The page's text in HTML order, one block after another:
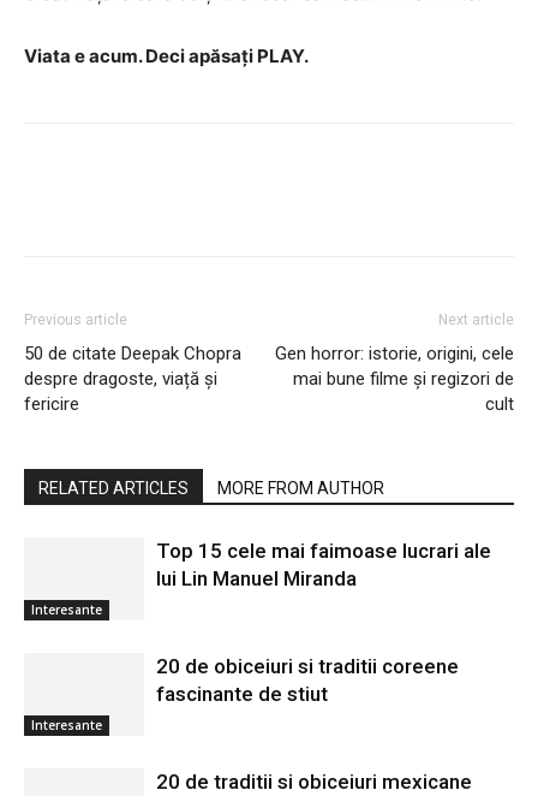
Viata e acum. Deci apăsați PLAY.
Previous article
50 de citate Deepak Chopra
despre dragoste, viață și
fericire
Next article
Gen horror: istorie, origini, cele
mai bune filme și regizori de
cult
RELATED ARTICLES MORE FROM AUTHOR
Interesante
Top 15 cele mai faimoase lucrari ale
lui Lin Manuel Miranda
Interesante
20 de obiceiuri si traditii coreene
fascinante de stiut
20 de traditii si obiceiuri mexicane